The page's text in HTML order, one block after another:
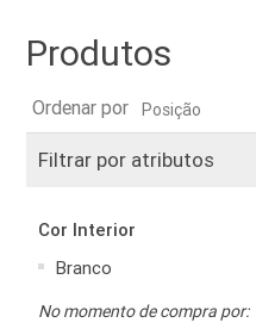
Produtos
Ordenar por
Filtrar por atributos
Cor Interior
Branco
No momento de compra por: